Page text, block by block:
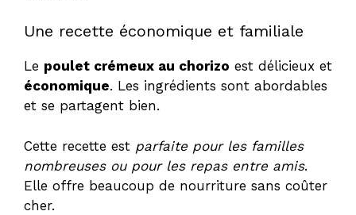
Une recette économique et familiale
Le poulet crémeux au chorizo est délicieux et
économique. Les ingrédients sont abordables
et se partagent bien.
Cette recette est parfaite pour les familles
nombreuses ou pour les repas entre amis.
Elle offre beaucoup de nourriture sans coûter
cher.